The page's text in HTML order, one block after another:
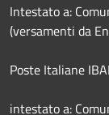
Intestato a:
(versamenti da
Poste Italiane
intestato a: